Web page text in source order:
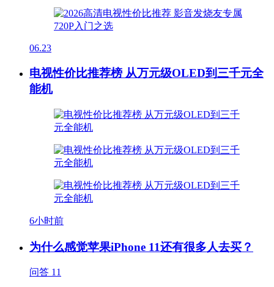
06.23
电视性价比推荐榜 从万元级OLED到三千元全
能机
6小时前
为什么感觉苹果iPhone 11还有很多人去买？
问答 11